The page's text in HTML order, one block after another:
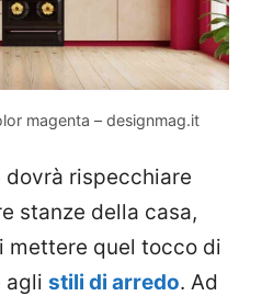
magenta – designmag.it
rispecchiare
stanze della casa,
mettere quel tocco di
agli stili di arredo. Ad